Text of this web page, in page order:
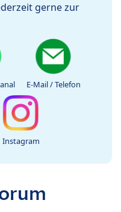
gerne zur
E-Mail / Telefon
Instagram